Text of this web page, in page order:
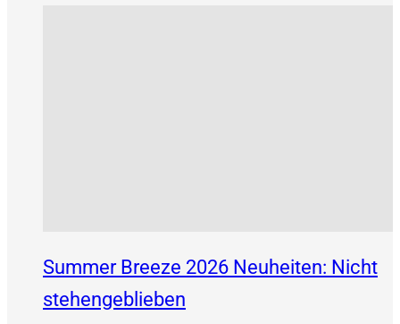
Summer Breeze 2026 Neuheiten: Nicht
stehengeblieben